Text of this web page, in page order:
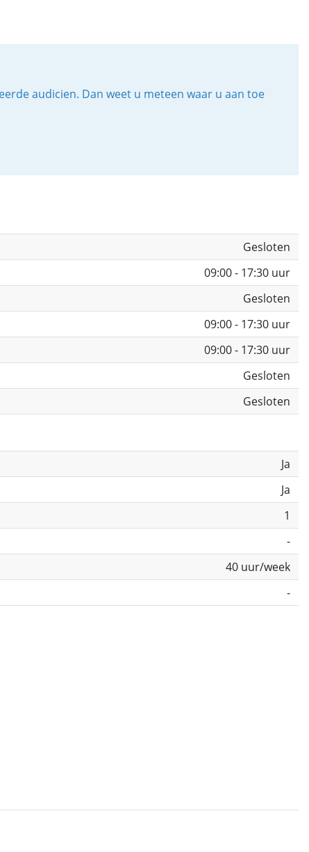
audicien. Dan weet u meteen waar u aan toe
Gesloten
09:00 - 17:30 uur
Gesloten
09:00 - 17:30 uur
09:00 - 17:30 uur
Gesloten
Gesloten
Ja
Ja
1
-
40 uur/week
-